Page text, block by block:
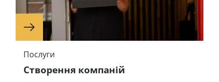
Послуги
Створення компаній